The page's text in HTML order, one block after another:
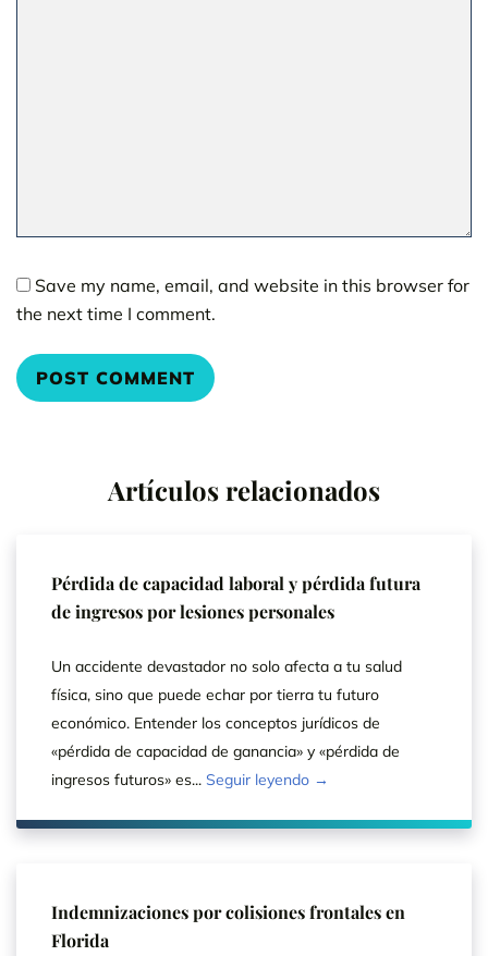
Save my name, email, and website in this browser for
the next time I comment.
Artículos relacionados
Pérdida de capacidad laboral y pérdida futura
de ingresos por lesiones personales
Un accidente devastador no solo afecta a tu salud
física, sino que puede echar por tierra tu futuro
económico. Entender los conceptos jurídicos de
«pérdida de capacidad de ganancia» y «pérdida de
ingresos futuros» es... Seguir leyendo →
Indemnizaciones por colisiones frontales en
Florida